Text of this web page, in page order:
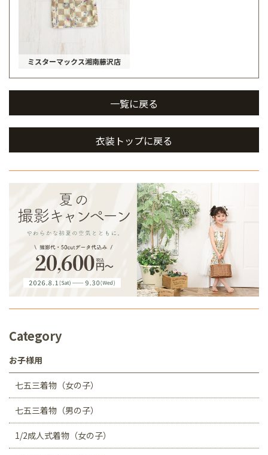
ミスターマックス湘南藤沢店
一覧に戻る
衣装トップに戻る
Category
お子様用
七五三着物（女の子）
七五三着物（男の子）
1/2成人式着物（女の子）